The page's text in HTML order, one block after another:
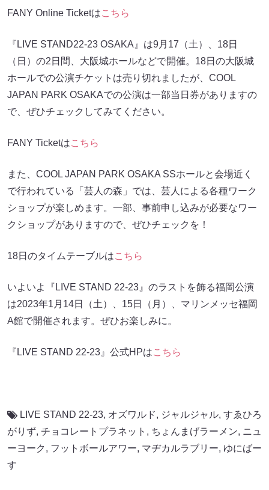
FANY Online Ticketはこちら
『LIVE STAND22-23 OSAKA』は9月17（土）、18日
（日）の2日間、大阪城ホールなどで開催。18日の大阪城
ホールでの公演チケットは売り切れましたが、COOL
JAPAN PARK OSAKAでの公演は一部当日券がありますの
で、ぜひチェックしてみてください。
FANY Ticketはこちら
また、COOL JAPAN PARK OSAKA SSホールと会場近く
で行われている「芸人の森」では、芸人による各種ワーク
ショップが楽しめます。一部、事前申し込みが必要なワー
クショップがありますので、ぜひチェックを！
18日のタイムテーブルはこちら
いよいよ『LIVE STAND 22-23』のラストを飾る福岡公演
は2023年1月14日（土）、15日（月）、マリンメッセ福岡
A館で開催されます。ぜひお楽しみに。
『LIVE STAND 22-23』公式HPはこちら
LIVE STAND 22-23, オズワルド, ジャルジャル, すゑひろ
がりず, チョコレートプラネット , ちょんまげラーメン, ニュ
ーヨーク , フットボールアワー, マヂカルラブリー, ゆにばー
す